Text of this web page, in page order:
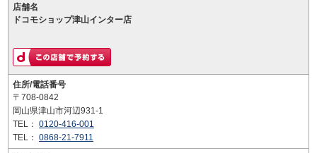
店舗名
ドコモショップ津山インター店
住所/電話番号
〒708-0842
岡山県津山市河辺931-1
TEL： 0120-416-001
TEL： 0868-21-7911